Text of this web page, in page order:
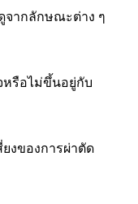
จากลักษณะต่าง ๆ
หรือไม่ขึ้นอยู่กับ
ยงของการผ่าตัด